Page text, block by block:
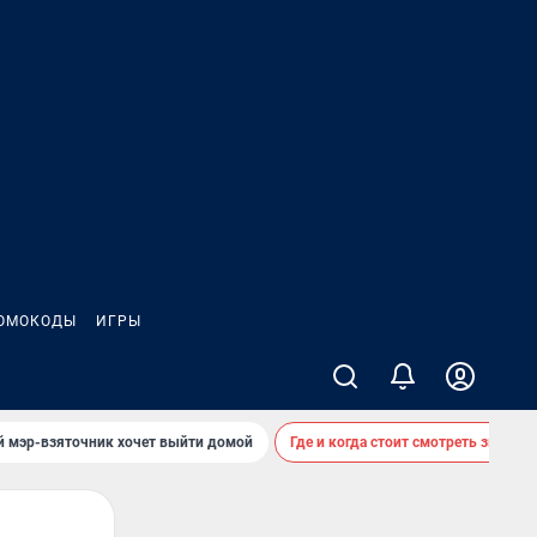
ИГРЫ
мэр-взяточник хочет выйти домой Где и когда стоит смотреть